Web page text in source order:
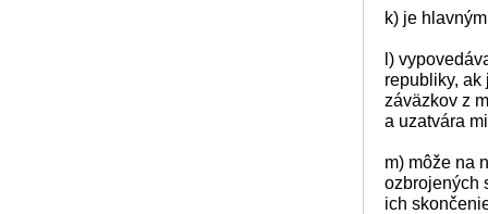
k) je
l)
republiky,
záväzkov z
a uzatvára
m) môže na
ozbrojených
ich